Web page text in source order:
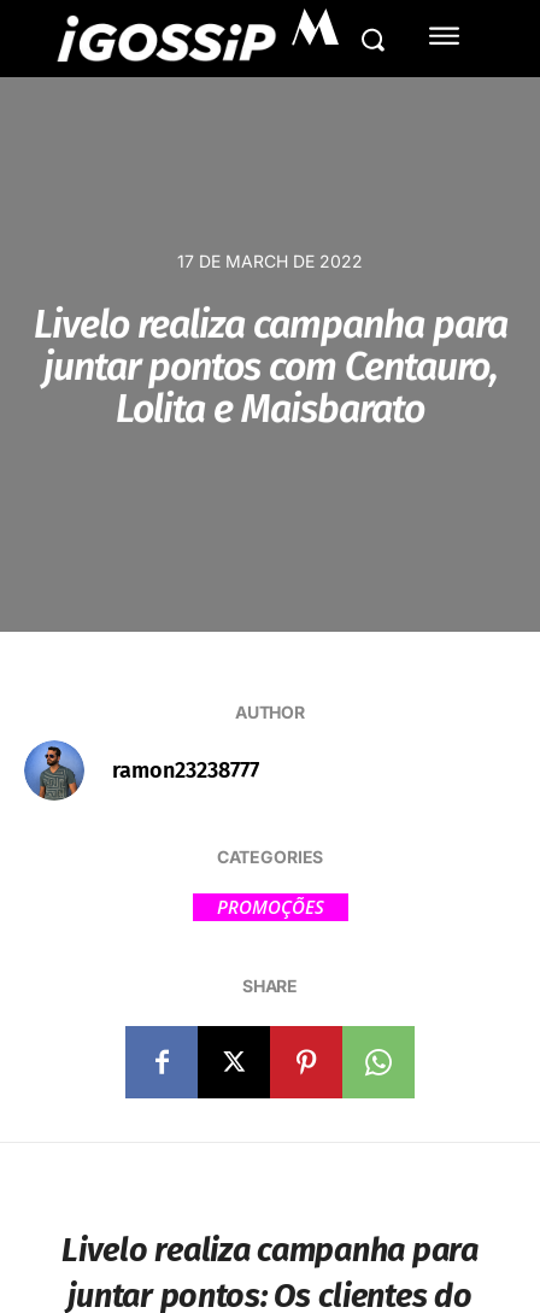
M
17 DE MARCH DE 2022
Livelo realiza campanha para
juntar pontos com Centauro,
Lolita e Maisbarato
AUTHOR
ramon23238777
CATEGORIES
PROMOÇÕES
SHARE
Livelo realiza campanha para
juntar pontos:Os clientes do